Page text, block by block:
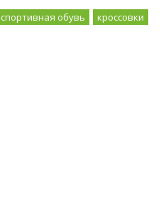
спортивная обувь
кроссовки